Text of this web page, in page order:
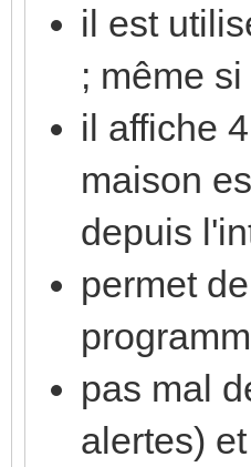
il est
; même
il affiche
maison
depuis
permet
pas mal
alertes)